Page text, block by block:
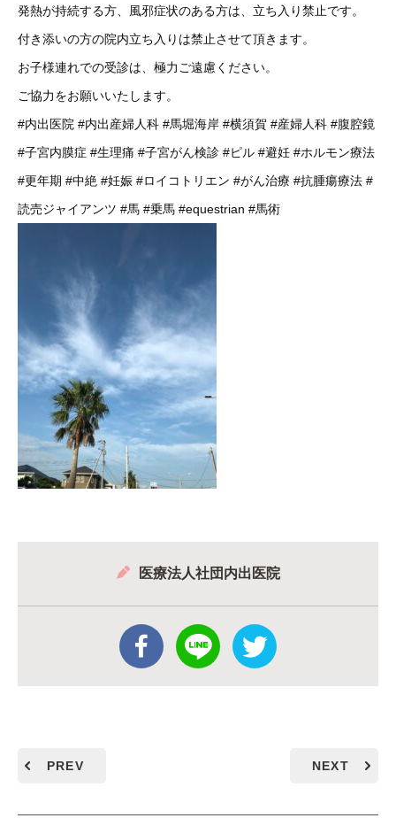
発熱が持続する方、風邪症状のある方は、立ち入り禁止です。
付き添いの方の院内立ち入りは禁止させて頂きます。
お子様連れでの受診は、極力ご遠慮ください。
ご協力をお願いいたします。
#内出医院 #内出産婦人科 #馬堀海岸 #横須賀 #産婦人科 #腹腔鏡
#子宮内膜症 #生理痛 #子宮がん検診 #ピル #避妊 #ホルモン療法
#更年期 #中絶 #妊娠 #ロイコトリエン #がん治療 #抗腫瘍療法 #
読売ジャイアンツ #馬 #乗馬 #equestrian #馬術
医療法人社団内出医院
PREV NEXT